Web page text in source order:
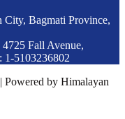
Bagmati Province,
Fall Avenue,
1-5103236802
by Himalayan